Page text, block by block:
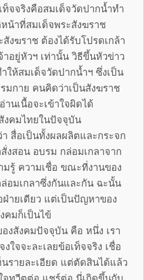
ท็จจริงคือสมเด็จวัดปากน้ำทำ
าที่สมเด็จพระสังฆราช
งฆราช ต้องได้รับโปรดเกล้า
าอยู่หัวฯ เท่านั้น วิธีขึ้นหัวข่าว
ให้สมเด็จวัดปากน้ำฯ ซึ่งเป็น
มกาย คนคิดว่าเป็นสังฆราช
นเนื้อจะเข้าใจผิดได้
งคมไทยในปัจจุบัน
สื่อเป็นทั้งผลผลิตและกระจก
งสอน อบรม กล่อมเกลาจาก
รู้ ความเชื่อ ขณะที่งานของ
อมเกลาซึ่งกันและกัน ฉะนั้น
ายเดียว แต่เป็นปัญหาของ
คมก็เป็นไข้
งสังคมปัจจุบัน คือ หนึ่ง เรา
ใจจะละเลยข้อเท็จจริง เชื่อ
รายละเอียด แต่ตัดสินได้แล้ว